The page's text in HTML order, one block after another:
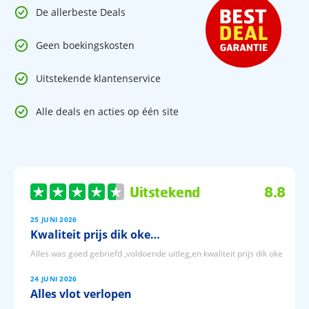
De allerbeste Deals
Geen boekingskosten
Uitstekende klantenservice
Alle deals en acties op één site
Uitstekend 8.8
25 JUNI 2026
Kwaliteit prijs dik oke…
Alles was goed gebriefd ,voldoende uitleg,en kwaliteit prijs dik oke
24 JUNI 2026
Alles vlot verlopen